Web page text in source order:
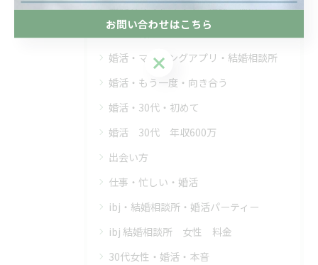
無料カウンセリング・相談・迷い
30代 婚活 成功率
婚活・マッチングアプリ・結婚相談所
婚活・もう一度・向き合う
婚活・30代・初めて
婚活 30代 年収600万
出会い方
仕事・忙しい・婚活
ibj・結婚相談所・婚活パーティー
ibj 結婚相談所 女性 料金
30代女性・婚活・本音
お問い合わせはこちら
お問い合わせはこちら